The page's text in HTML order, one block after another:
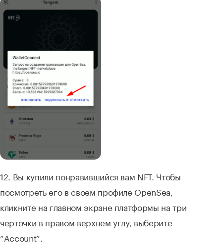
12. Вы купили понравившийся вам NFT. Чтобы
посмотреть его в своем профиле OpenSea,
кликните на главном экране платформы на три
черточки в правом верхнем углу, выберите
“Account”.